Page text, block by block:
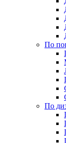
По
По